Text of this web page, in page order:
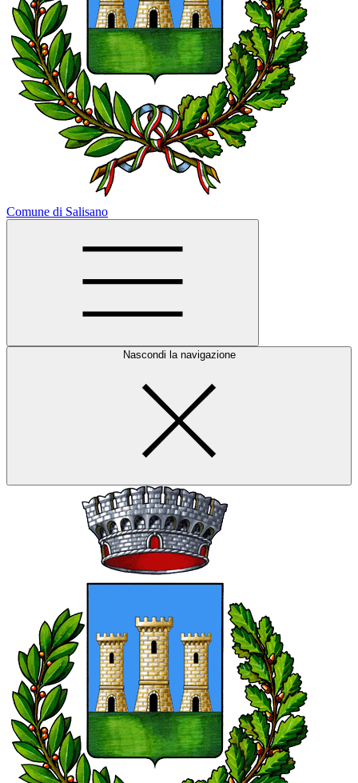
Comune di Salisano
Nascondi la navigazione